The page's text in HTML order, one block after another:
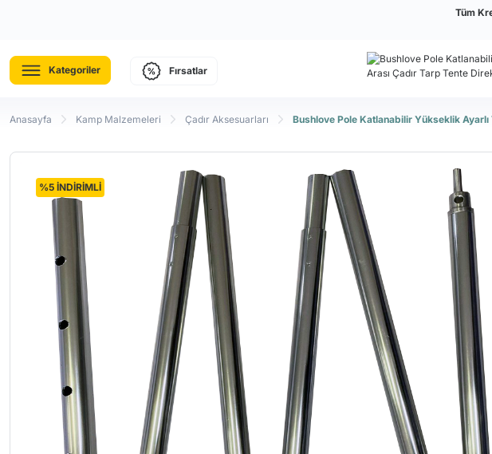
Tüm
Kategoriler Fırsatlar
Anasayfa Kamp Malzemeleri Çadır Aksesuarları Bushlove Pole Katlanabilir Yükseklik
%5 İNDİRİMLİ